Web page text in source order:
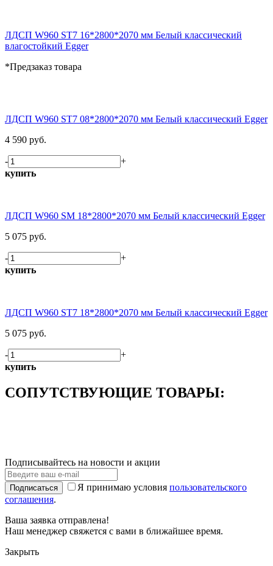
ЛДСП W960 ST7 16*2800*2070 мм Белый классический
влагостойкий Egger
*Предзаказ товара
ЛДСП W960 ST7 08*2800*2070 мм Белый классический Egger
4 590 руб.
-
+
купить
ЛДСП W960 SM 18*2800*2070 мм Белый классический Egger
5 075 руб.
-
+
купить
ЛДСП W960 ST7 18*2800*2070 мм Белый классический Egger
5 075 руб.
-
+
купить
СОПУТСТВУЮЩИЕ ТОВАРЫ:
Подписывайтесь на новости и акции
Подписаться Я принимаю условия пользовательского
соглашения.
Ваша заявка отправлена!
Наш менеджер свяжется с вами в ближайшее время.
Закрыть